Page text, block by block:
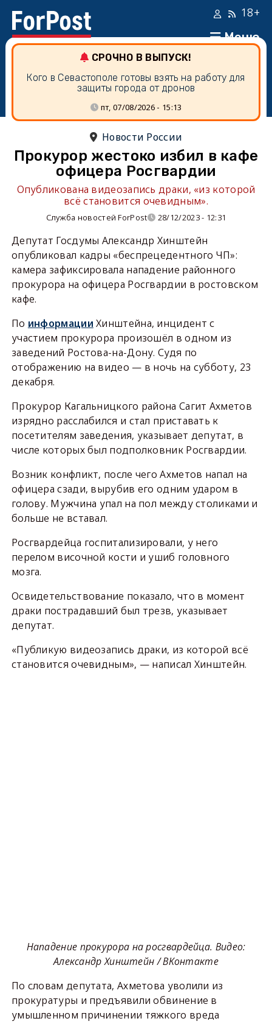
Меню
18+
СРОЧНО В ВЫПУСК!
Кого в Севастополе готовы взять на работу для
защиты города от дронов
пт, 07/08/2026 - 15:13
Новости России
Прокурор жестоко избил в кафе
офицера Росгвардии
Опубликована видеозапись драки, «из которой
всё становится очевидным».
Служба новостей ForPost 28/12/2023 - 12:31
Депутат Госдумы Александр Хинштейн
опубликовал кадры «беспрецедентного ЧП»:
камера зафиксировала нападение районного
прокурора на офицера Росгвардии в ростовском
кафе.
По информации Хинштейна, инцидент с
участием прокурора произошёл в одном из
заведений Ростова-на-Дону. Судя по
отображению на видео — в ночь на субботу, 23
декабря.
Прокурор Кагальницкого района Сагит Ахметов
изрядно расслабился и стал приставать к
посетителям заведения, указывает депутат, в
числе которых был подполковник Росгвардии.
Возник конфликт, после чего Ахметов напал на
офицера сзади, вырубив его одним ударом в
голову. Мужчина упал на пол между столиками и
больше не вставал.
Росгвардейца госпитализировали, у него
перелом височной кости и ушиб головного
мозга.
Освидетельствование показало, что в момент
драки пострадавший был трезв, указывает
депутат.
«Публикую видеозапись драки, из которой всё
становится очевидным», — написал Хинштейн.
Нападение прокурора на росгвардейца. Видео:
Александр Хинштейн / ВКонтакте
По словам депутата, Ахметова уволили из
прокуратуры и предъявили обвинение в
умышленном причинении тяжкого вреда